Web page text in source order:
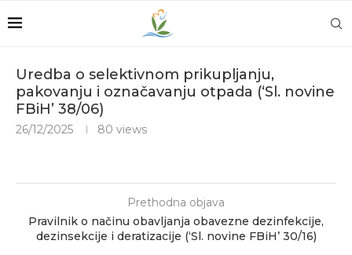
Uredba o selektivnom prikupljanju,
pakovanju i označavanju otpada (‘Sl. novine
FBiH’ 38/06)
26/12/2025 80 views
Prethodna objava
Pravilnik o načinu obavljanja obavezne dezinfekcije,
dezinsekcije i deratizacije (‘Sl. novine FBiH’ 30/16)